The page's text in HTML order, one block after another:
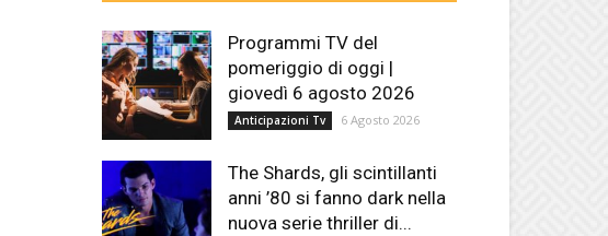
Programmi TV del
pomeriggio di oggi |
giovedì 6 agosto 2026
Anticipazioni Tv 6 Agosto 2026
The Shards, gli scintillanti
anni ’80 si fanno dark nella
nuova serie thriller di...